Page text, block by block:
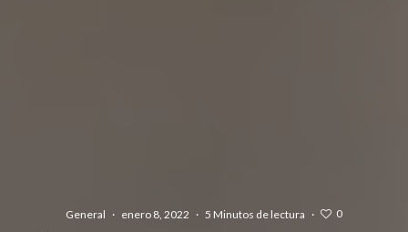
General · enero 8, 2022 · 5 Minutos de lectura · 0